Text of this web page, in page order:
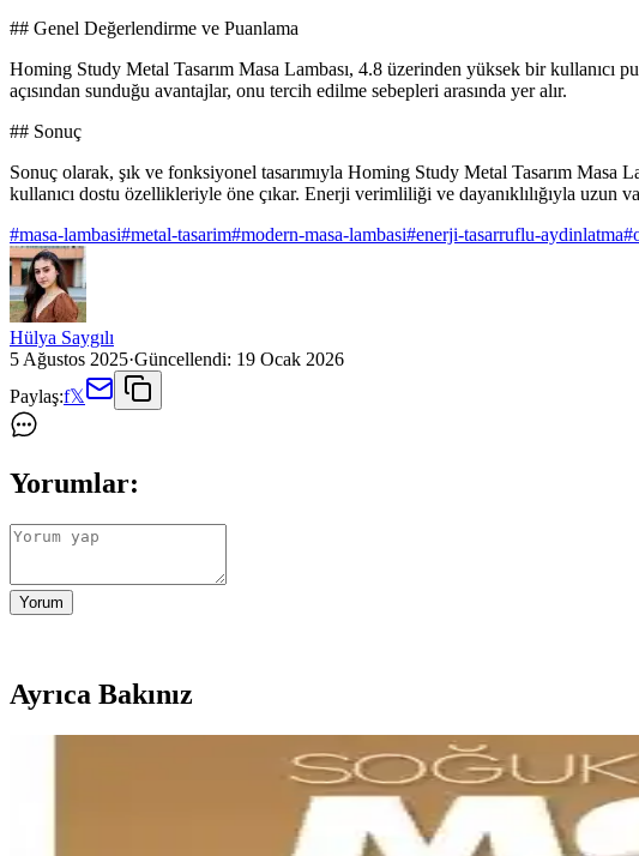
## Genel Değerlendirme ve Puanlama
Homing Study Metal Tasarım Masa Lambası, 4.8 üzerinden yüksek bir kullanıcı
açısından sunduğu avantajlar, onu tercih edilme sebepleri arasında yer alır.
## Sonuç
Sonuç olarak, şık ve fonksiyonel tasarımıyla Homing Study Metal Tasarım Masa
kullanıcı dostu özellikleriyle öne çıkar. Enerji verimliliği ve dayanıklılığıyla uzun
#masa-lambasi#metal-tasarim#modern-masa-lambasi#enerji-tasarruflu-aydinlatma#
Hülya Saygılı
5 Ağustos 2025·Güncellendi: 19 Ocak 2026
Paylaş:f𝕏
Yorumlar:
Yorum
Ayrıca Bakınız
Sıcak Renk Tonlu ve Dolaylı Aydınlatmalı Masa Lambası
Sıcak renk tonu ve dolaylı aydınlatma sunan masa lambaları, göz yorgunluğunu